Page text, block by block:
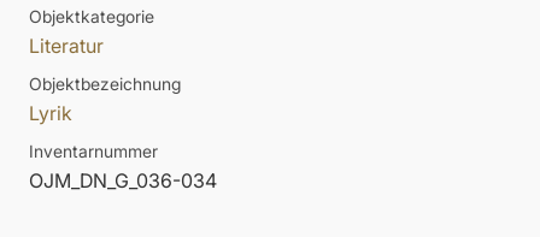
Objektkategorie
Literatur
Objektbezeichnung
Lyrik
Inventarnummer
OJM_DN_G_036-034